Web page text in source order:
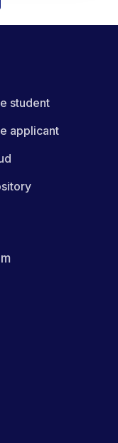
student
applicant